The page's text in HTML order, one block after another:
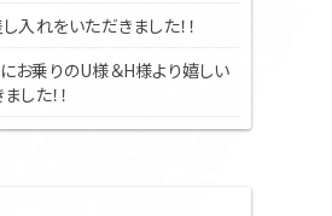
入れをいただきました！！
お乗りのU様＆H様より嬉しい
した！！